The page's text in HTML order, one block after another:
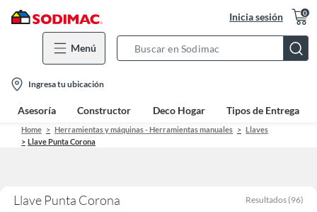
Inicia sesión 0
Menú
Bar
location-
icon
Ingresa tu ubicación
Asesoría Constructor Deco Hogar Tipos de Entrega
Home Herramientas y máquinas - Herramientas manuales
Llaves
Llave Punta Corona
Llave Punta Corona Resultados (96)